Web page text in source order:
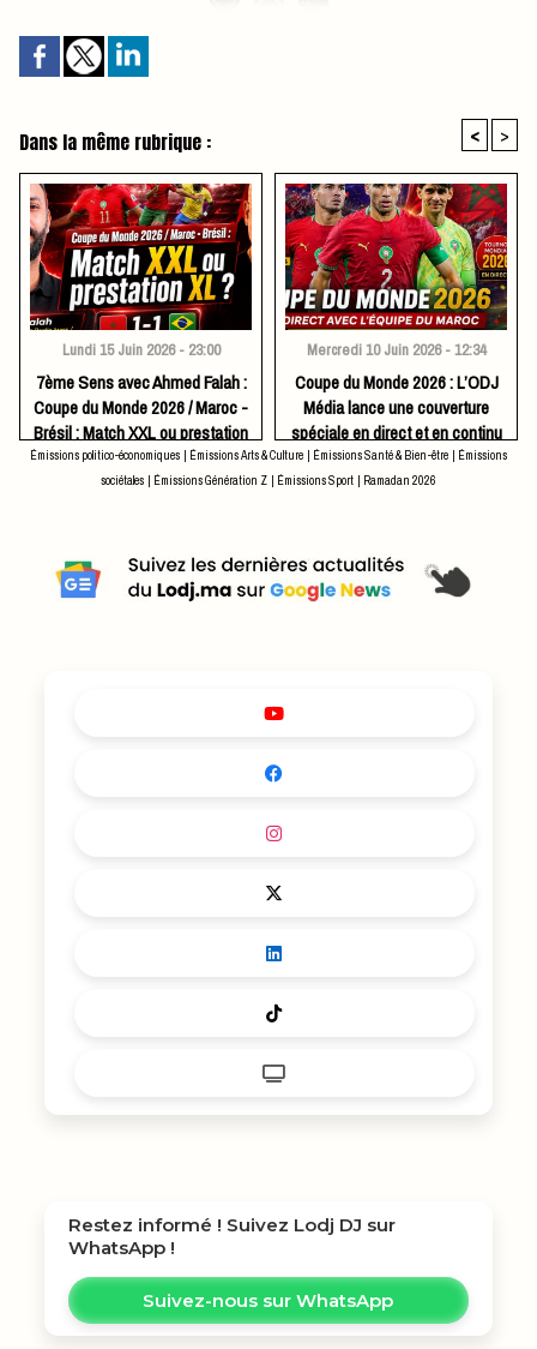
Dans la même rubrique : < >
Lundi 15 Juin 2026 - 23:00
7ème Sens avec Ahmed Falah :
Coupe du Monde 2026 / Maroc -
Brésil : Match XXL ou prestation
XL ?
Mercredi 10 Juin 2026 - 12:34
​Coupe du Monde 2026 : L’ODJ
Média lance une couverture
spéciale en direct et en continu
Émissions politico-économiques | Émissions Arts & Culture | Émissions Santé & Bien-être | Émissions
sociétales | Émissions Génération Z | Émissions Sport | Ramadan 2026
Restez informé ! Suivez Lodj DJ sur
WhatsApp !
Suivez-nous sur WhatsApp